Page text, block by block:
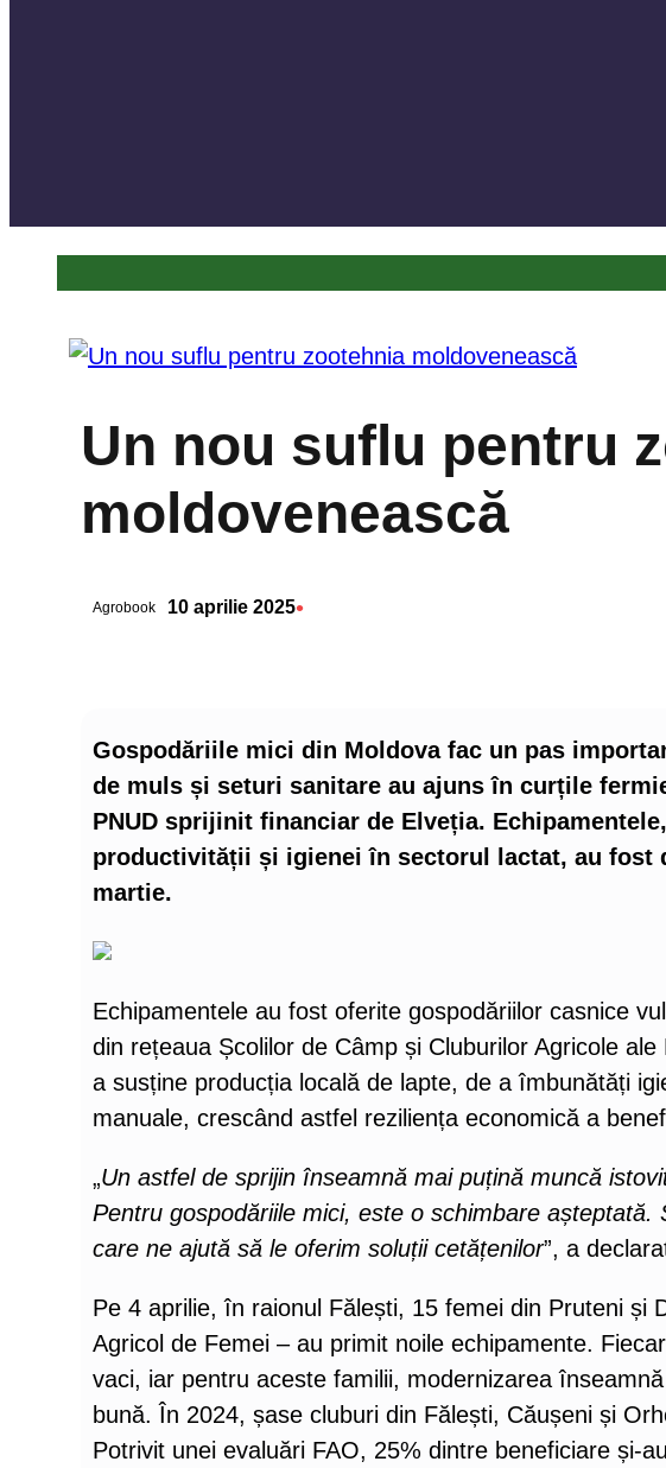
Un nou suflu pentru
moldovenească
Agrobook 10 aprilie 2025•
Gospodăriile mici din Moldova fac un pas
de muls și seturi sanitare au ajuns în curțile
PNUD sprijinit financiar de Elveția.
productivității și igienei în sectorul lactat, au fost
martie.
Echipamentele au fost oferite gospodăriilor casnice
din rețeaua Școlilor de Câmp și Cluburilor Agricole
a susține producția locală de lapte, de a îmbunătăți
manuale, crescând astfel reziliența economică a
„Un astfel de sprijin înseamnă mai puțină muncă
Pentru gospodăriile mici, este o schimbare
care ne ajută să le oferim soluții cetățenilor”, a
Pe 4 aprilie, în raionul Fălești, 15 femei din Pruteni și
Agricol de Femei – au primit noile echipamente.
vaci, iar pentru aceste familii, modernizarea
bună. În 2024, șase cluburi din Fălești, Căușeni și
Potrivit unei evaluări FAO, 25% dintre beneficiare și-